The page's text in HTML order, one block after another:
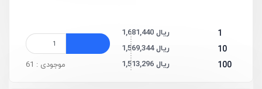
1 1,681,440 ریال
10 1,569,344 ریال
100 1,513,296 ریال موجودی : 61